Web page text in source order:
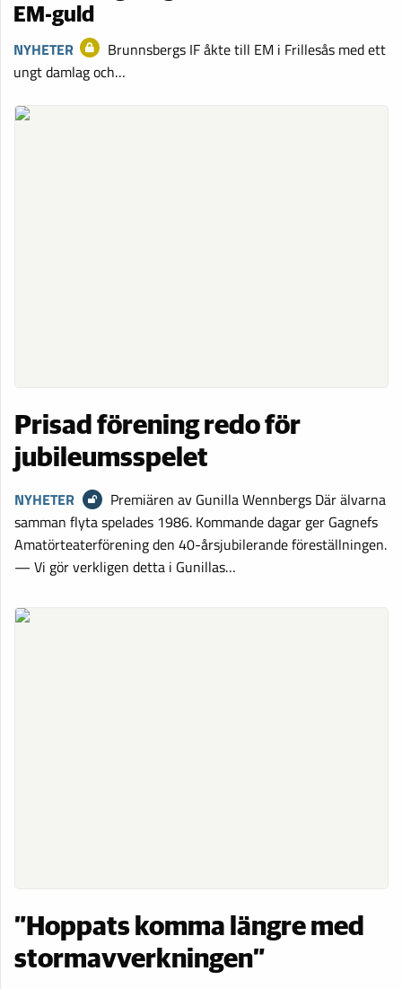
EM-guld
NYHETER
Brunnsbergs IF åkte till EM i Frillesås med ett
ungt damlag och…
Prisad förening redo för
jubileumsspelet
NYHETER
Premiären av Gunilla Wennbergs Där älvarna
samman flyta spelades 1986. Kommande dagar ger Gagnefs
Amatörteaterförening den 40-årsjubilerande föreställningen.
— Vi gör verkligen detta i Gunillas…
”Hoppats komma längre med
stormavverkningen”